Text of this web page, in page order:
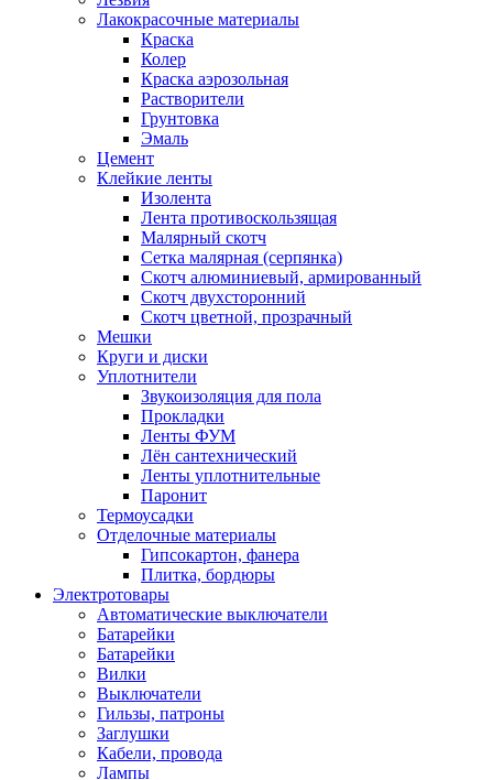
Лакокрасочные материалы
Краска
Колер
Краска аэрозольная
Растворители
Грунтовка
Эмаль
Цемент
Клейкие ленты
Изолента
Лента противоскользящая
Малярный скотч
Сетка малярная (серпянка)
Скотч алюминиевый, армированный
Скотч двухсторонний
Скотч цветной, прозрачный
Мешки
Круги и диски
Уплотнители
Звукоизоляция для пола
Прокладки
Ленты ФУМ
Лён сантехнический
Ленты уплотнительные
Паронит
Термоусадки
Отделочные материалы
Гипсокартон, фанера
Плитка, бордюры
Электротовары
Автоматические выключатели
Батарейки
Батарейки
Вилки
Выключатели
Гильзы, патроны
Заглушки
Кабели, провода
Лампы